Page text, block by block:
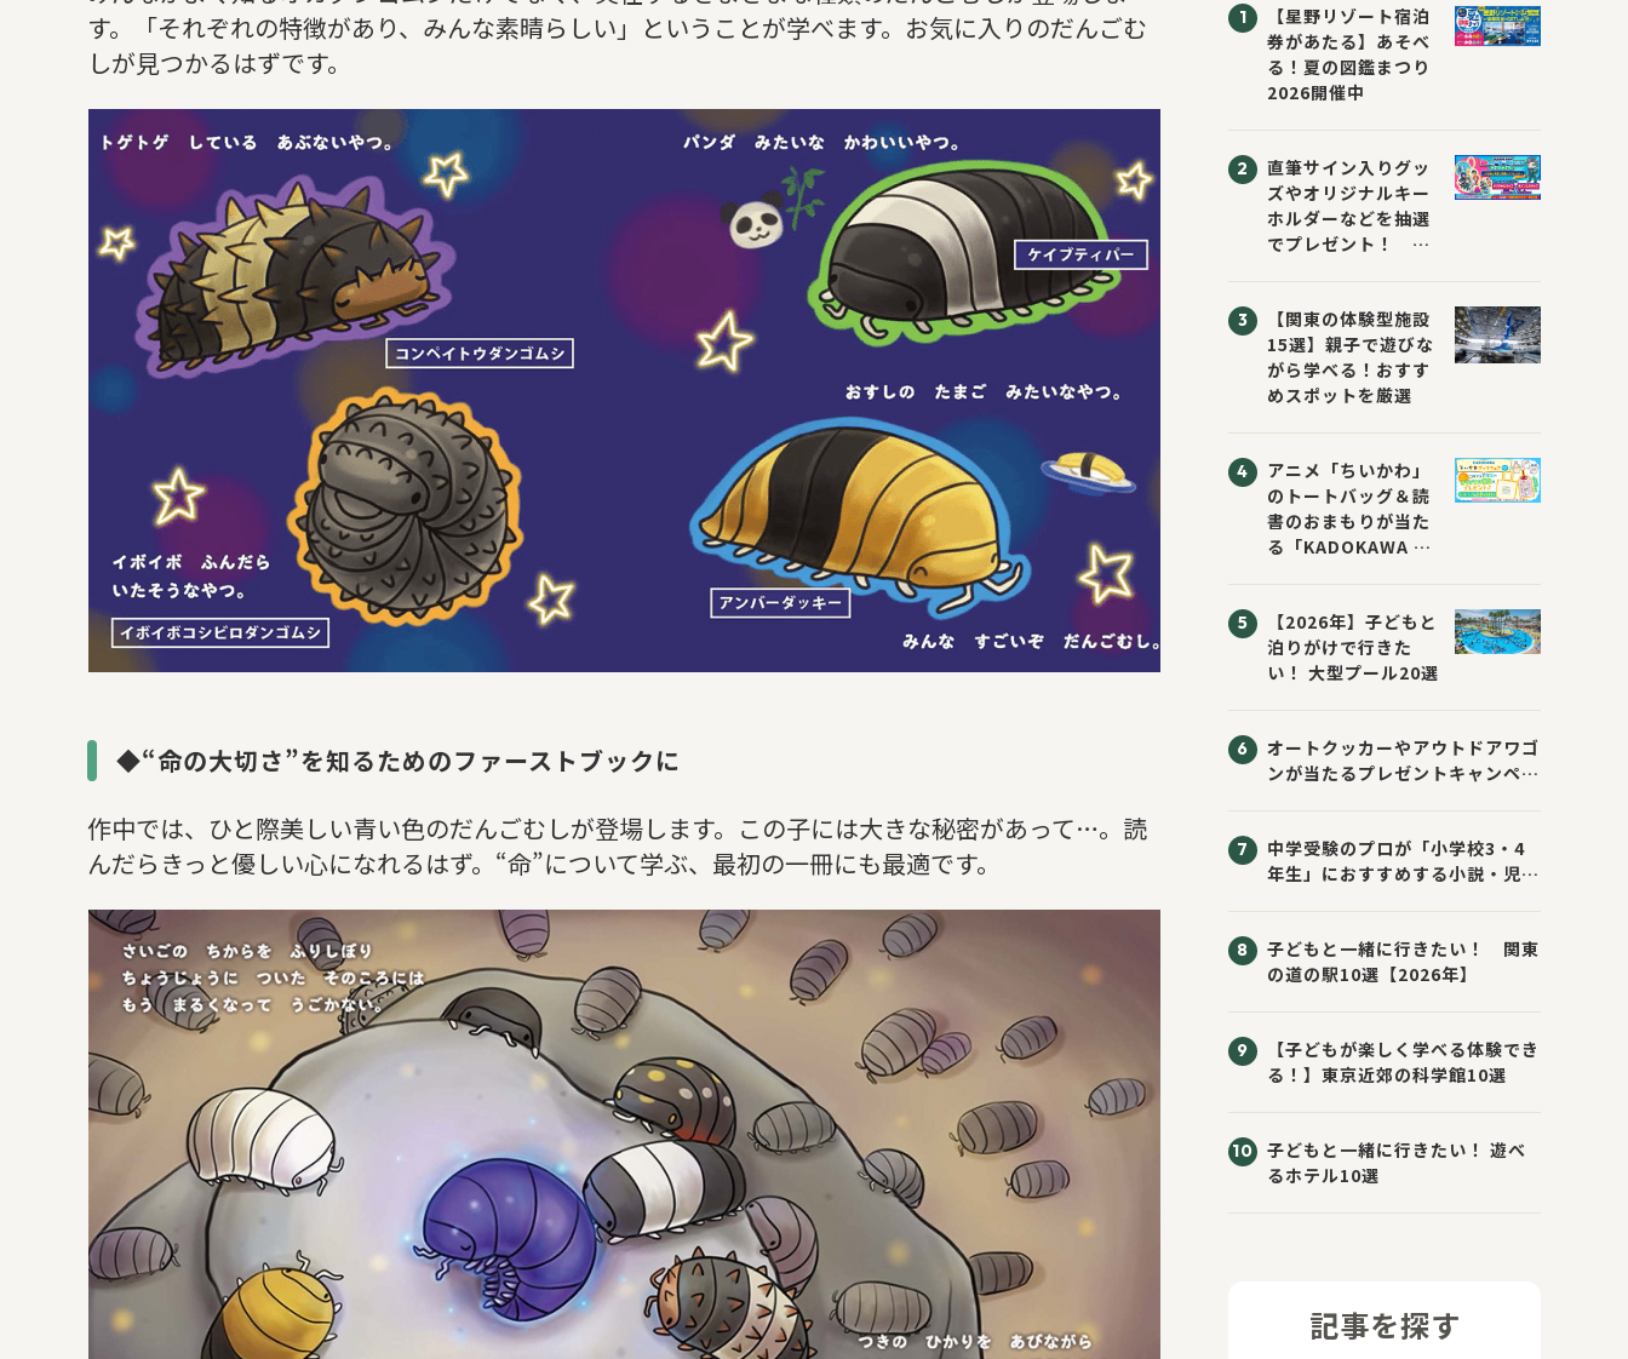
す。「それぞれの特徴があり、みんな素晴らしい」ということが学べます。お気に入りのだんごむ
しが見つかるはずです。
◆“命の大切さ”を知るためのファーストブックに
作中では、ひと際美しい青い色のだんごむしが登場します。この子には大きな秘密があって…。読
んだらきっと優しい心になれるはず。“命”について学ぶ、最初の一冊にも最適です。
【星野リゾート宿泊
券があたる】あそべ
る！夏の図鑑まつり
2026開催中
直筆サイン入りグッ
ズやオリジナルキー
ホルダーなどを抽選
でプレゼント！
ジブックフェア2026
～すまない先生と読
書にチャレンジ！
～」が開催！
【関東の体験型施設
15選】親子で遊びな
がら学べる！おすす
めスポットを厳選
アニメ「ちいかわ」
のトートバッグ＆読
書のおまもりが当た
る「KADOKAWA ち
催！ スマホ壁紙は
応募者全員にプレゼ
ント！
【2026年】子どもと
泊りがけで行きた
い！ 大型プール20選
オートクッカーやアウトドアワゴ
ンが当たるプレゼントキャンペー
中学受験のプロが「小学校3・4
年生」におすすめする小説・児童
子どもと一緒に行きたい！ 関東
の道の駅10選【2026年】
【子どもが楽しく学べる体験でき
る！】東京近郊の科学館10選
子どもと一緒に行きたい！ 遊べ
るホテル10選
記事を探す